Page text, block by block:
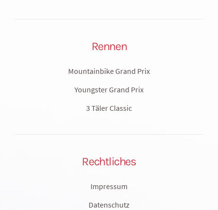
Rennen
Mountainbike Grand Prix
Youngster Grand Prix
3 Täler Classic
Rechtliches
Impressum
Datenschutz